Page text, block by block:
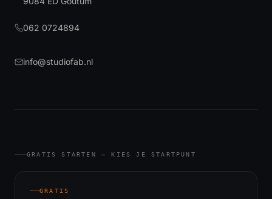
062 0724894
info@studiofab.nl
GRATIS STARTEN — KIES JE STARTPUNT
GRATIS